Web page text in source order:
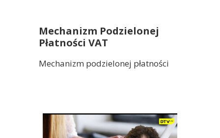
Mechanizm Podzielonej
Płatności VAT
Mechanizm podzielonej płatności